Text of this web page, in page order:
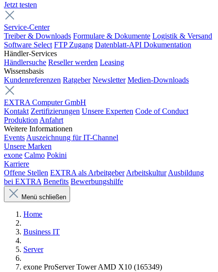
Jetzt testen
Service-Center
Treiber & Downloads Formulare & Dokumente Logistik & Versand
Software Select FTP Zugang Datenblatt-API Dokumentation
Händler-Services
Händlersuche Reseller werden Leasing
Wissensbasis
Kundenreferenzen Ratgeber Newsletter Medien-Downloads
EXTRA Computer GmbH
Kontakt Zertifizierungen Unsere Experten Code of Conduct
Produktion Anfahrt
Weitere Informationen
Events Auszeichnung für IT-Channel
Unsere Marken
exone Calmo Pokini
Karriere
Offene Stellen EXTRA als Arbeitgeber Arbeitskultur Ausbildung
bei EXTRA Benefits Bewerbungshilfe
Menü schließen
Home
Business IT
Server
exone ProServer Tower AMD X10 (165349)